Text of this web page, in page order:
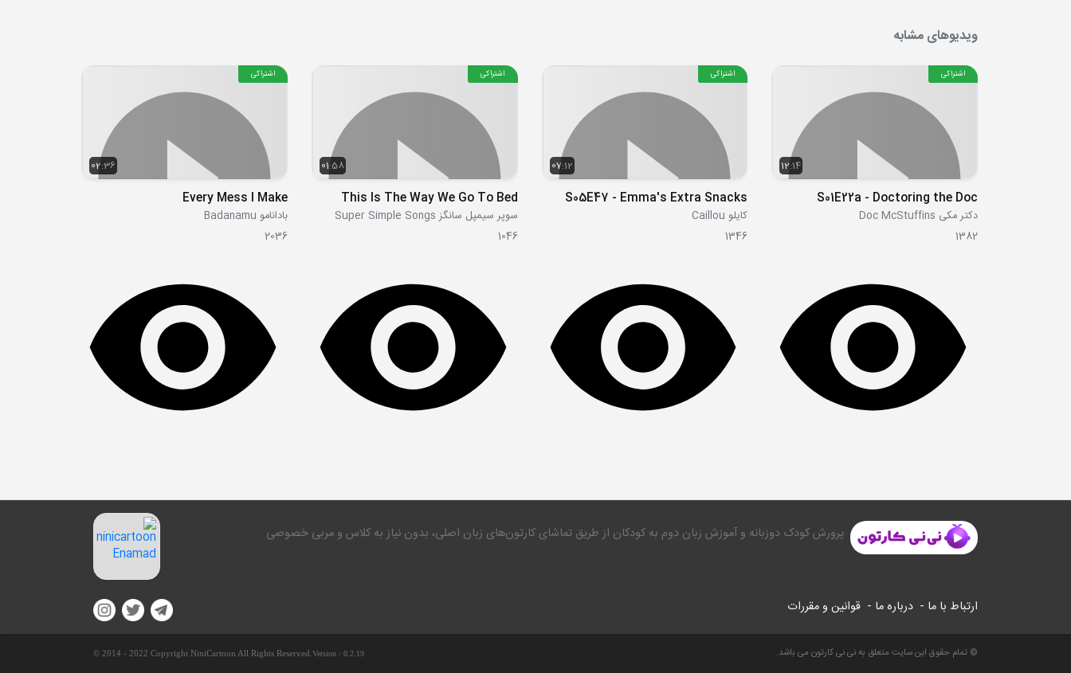
ویدیوهای مشابه
12:14
اشتراکی
S01E22a - Doctoring the Doc
دکتر مکی Doc McStuffins
1382
07:12
اشتراکی
S05E47 - Emma's Extra Snacks
کایلو Caillou
1346
01:58
اشتراکی
This Is The Way We Go To Bed
سوپر سیمپل سانگز Super Simple Songs
1046
02:36
اشتراکی
Every Mess I Make
بادانامو Badanamu
2036
پرورش کودک دوزبانه و آموزش زبان دوم به کودکان از طریق تماشای کارتون‌های زبان اصلی، بدون نیاز به کلاس و مربی خصوصی
ارتباط با ما - درباره ما - قوانین و مقررات
© تمام حقوق این سایت متعلق به نی نی کارتون می باشد. © 2014 - 2022 Copyright NiniCartoon All Rights Reserved. Version : 0.2.19